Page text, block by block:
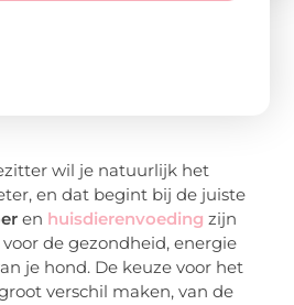
wil je natuurlijk het
en dat begint bij de juiste
en huisdierenvoeding zijn
de gezondheid, energie
je hond. De keuze voor het
verschil maken, van de